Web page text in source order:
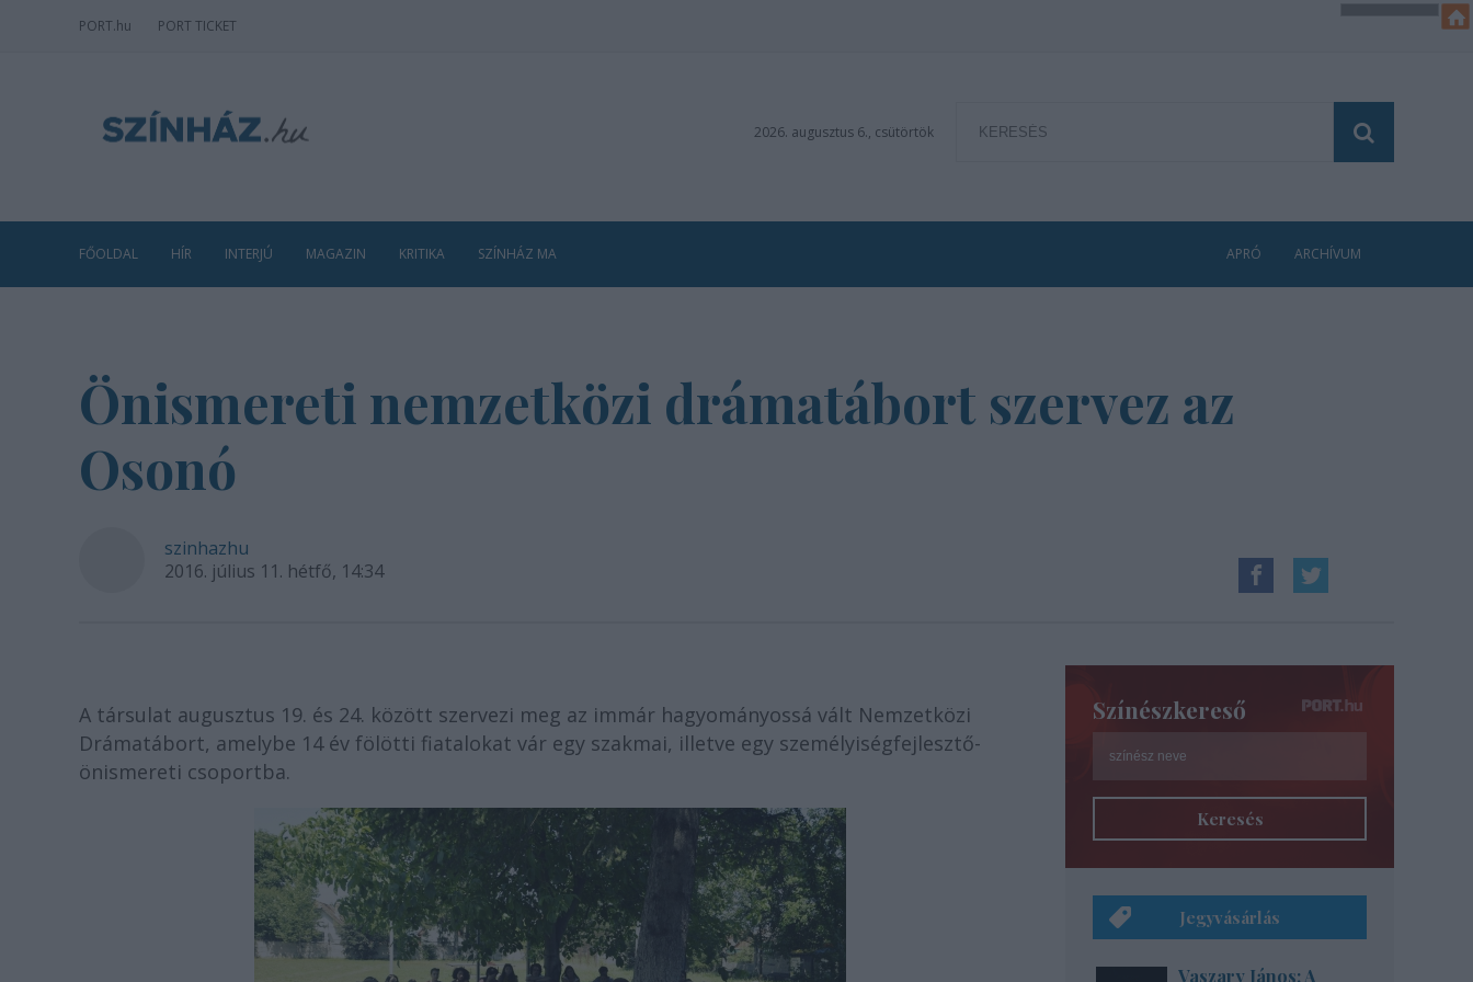
PORT.hu PORT TICKET
2026. augusztus 6., csütörtök
FŐOLDAL HÍR INTERJÚ MAGAZIN KRITIKA SZÍNHÁZ MA APRÓ ARCHÍVUM
Önismereti nemzetközi drámatábort szervez az
Osonó
szinhazhu
2016. július 11. hétfő, 14:34
A társulat augusztus 19. és 24. között szervezi meg az immár hagyományossá vált Nemzetközi
Drámatábort, amelybe 14 év fölötti fiatalokat vár egy szakmai, illetve egy személyiségfejlesztő-
önismereti csoportba.
Színészkereső
Keresés
Jegyvásárlás
Vaszary János: A